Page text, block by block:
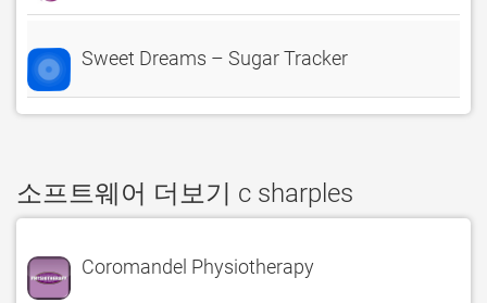
Sweet Dreams – Sugar Tracker
소프트웨어 더보기 c sharples
Coromandel Physiotherapy